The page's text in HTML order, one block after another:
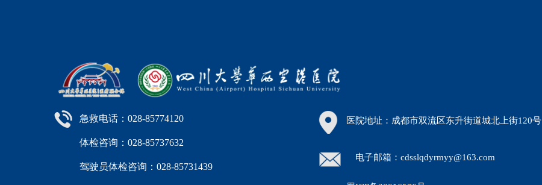
医院地址：成都市双流区东升街道城北上街120号
电子邮箱：cdsslqdyrmyy@163.com
急救电话：028-85774120
体检咨询：028-85737632
驾驶员体检咨询：028-85731439